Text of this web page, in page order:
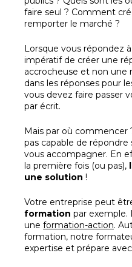
faire seul ? Comment
remporter le marché ?
Lorsque vous répondez
impératif de créer une
accrocheuse et non une
dans les réponses pour
vous devez faire passer
par écrit.
Mais par où commencer
pas capable de répondre
vous accompagner. En
la première fois (ou pas),
une solution !
Votre entreprise peut
formation par exemple.
une formation-action.
formation, notre
expertise et prépare